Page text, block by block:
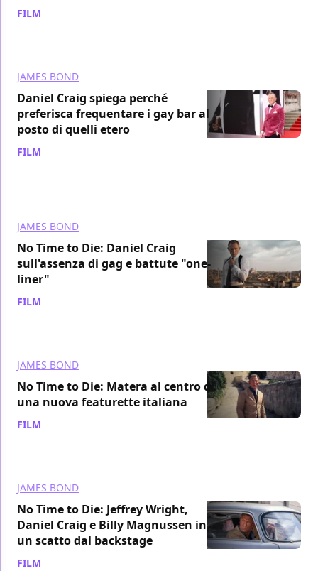
FILM
JAMES BOND
Daniel Craig spiega perché
preferisca frequentare i gay bar al
posto di quelli etero
FILM
JAMES BOND
No Time to Die: Daniel Craig
sull'assenza di gag e battute "one-
liner"
FILM
JAMES BOND
No Time to Die: Matera al centro di
una nuova featurette italiana
FILM
JAMES BOND
No Time to Die: Jeffrey Wright,
Daniel Craig e Billy Magnussen in
un scatto dal backstage
FILM